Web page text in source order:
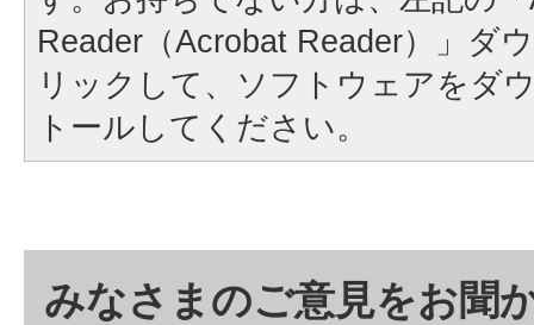
Reader（Acrobat Reader）」ダ
リックして、ソフトウェアをダ
トールしてください。
みなさまのご意見をお聞